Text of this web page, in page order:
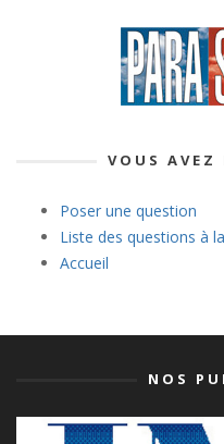
VOUS AVEZ
Poser une question
Liste des questions à
Accueil
NOS